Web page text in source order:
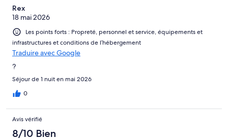
Rex
18 mai 2026
Les points forts : Propreté, personnel et service, équipements et
infrastructures et conditions de l’hébergement
Traduire avec Google
?
Séjour de 1 nuit en mai 2026
0
Avis vérifié
8/10 Bien